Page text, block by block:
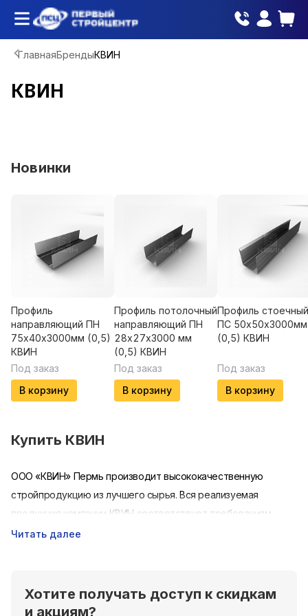
ГлавнаяБрендыКВИН
КВИН
Новинки
Профиль
направляющий ПН
75х40х3000мм (0,5)
КВИН
Под заказ
В корзину
Профиль потолочный
направляющий ПН
28х27х3000 мм
(0,5) КВИН
Под заказ
В корзину
Профиль стоечный
ПС 50х50х3000мм
(0,5) КВИН
Под заказ
В корзину
Купить КВИН
ООО «КВИН» Пермь производит высококачественную
стройпродукцию из лучшего сырья. Вся реализуемая
продукция компании КВИН соответствует требованиям
ГОСТ и утвержденным строительным стандартам.
строительных работ, обустройстве жилых зданий, офисных
объектов и промышленных предприятий.
Читать далее
Хотите получать доступ к скидкам
и акциям?